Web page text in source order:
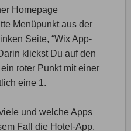
Homepage
Menüpunkt aus der
Seite, “Wix App-
klickst Du auf den
roter Punkt mit einer
eine 1.
und welche Apps
Fall die Hotel-App.